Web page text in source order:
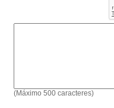
(Máximo 500 caracteres)